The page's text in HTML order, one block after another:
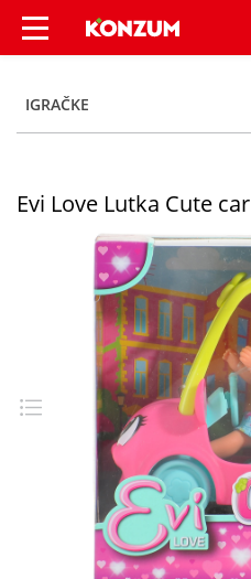
Evi Love Lutka
IGRAČKE
Evi Love Lutka Cute car